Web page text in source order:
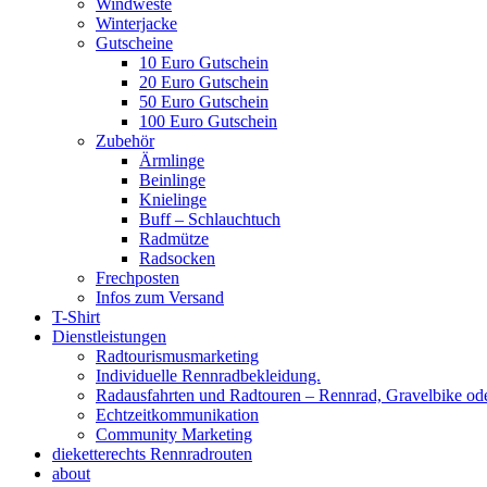
Windweste
Winterjacke
Gutscheine
10 Euro Gutschein
20 Euro Gutschein
50 Euro Gutschein
100 Euro Gutschein
Zubehör
Ärmlinge
Beinlinge
Knielinge
Buff – Schlauchtuch
Radmütze
Radsocken
Frechposten
Infos zum Versand
T-Shirt
Dienstleistungen
Radtourismusmarketing
Individuelle Rennradbekleidung.
Radausfahrten und Radtouren – Rennrad, Gravelbike
Echtzeitkommunikation
Community Marketing
dieketterechts Rennradrouten
about